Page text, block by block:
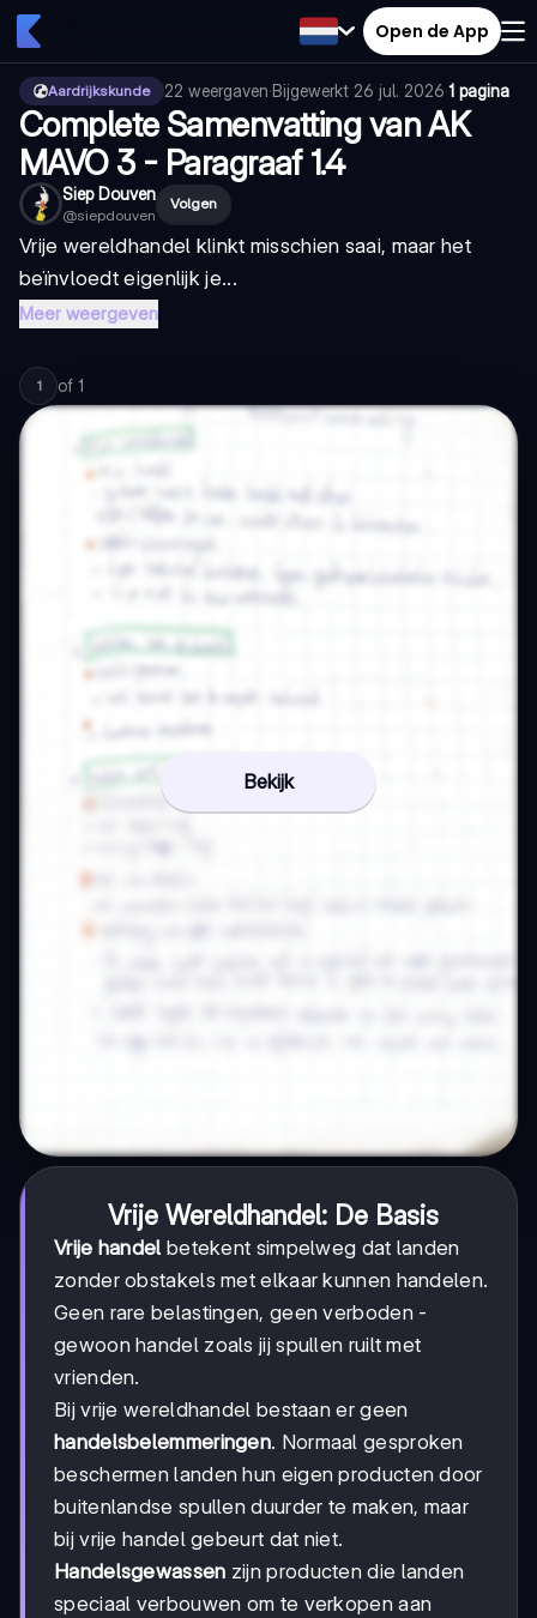
Open de App
Aardrijkskunde 22 weergaven·Bijgewerkt 26 jul. 2026·1 pagina
Complete Samenvatting van AK
MAVO 3 - Paragraaf 1.4
Siep Douven
@siepdouven
Volgen
Vrije wereldhandel klinkt misschien saai, maar het
beïnvloedt eigenlijk je...
Meer weergeven
1 of 1
Bekijk
Vrije Wereldhandel: De Basis
Vrije handel betekent simpelweg dat landen
zonder obstakels met elkaar kunnen handelen.
Geen rare belastingen, geen verboden -
gewoon handel zoals jij spullen ruilt met
vrienden.
Bij vrije wereldhandel bestaan er geen
handelsbelemmeringen. Normaal gesproken
beschermen landen hun eigen producten door
buitenlandse spullen duurder te maken, maar
bij vrije handel gebeurt dat niet.
Handelsgewassen zijn producten die landen
speciaal verbouwen om te verkopen aan